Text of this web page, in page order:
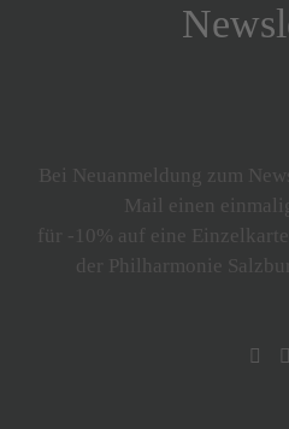
Bei Neuanmeldung zum
Mail einen
für -10% auf eine
der Philharmonie